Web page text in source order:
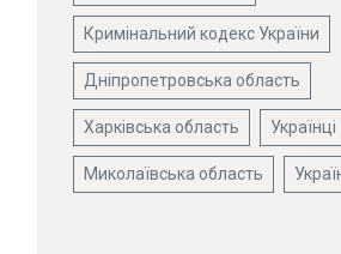
Кримінальний кодекс України
Дніпропетровська область
Харківська область Українці
Миколаївська область